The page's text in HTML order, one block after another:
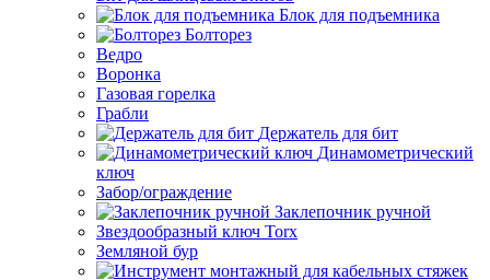
Блок для подъемника
Болторез
Ведро
Воронка
Газовая горелка
Грабли
Держатель для бит
Динамометрический
ключ
Забор/ограждение
Заклепочник ручной
Звездообразный ключ Torx
Земляной бур